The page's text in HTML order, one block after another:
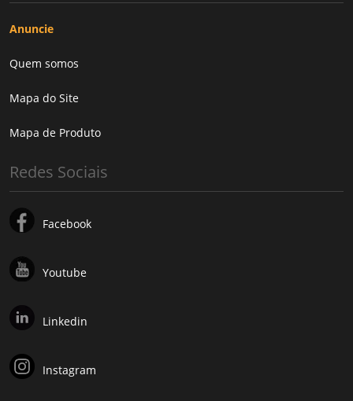
Anuncie
Quem somos
Mapa do Site
Mapa de Produto
Redes Sociais
Facebook
Youtube
Linkedin
Instagram